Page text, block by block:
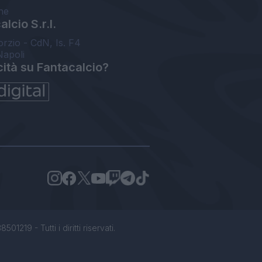
S.r.l.
- CdN, Is. F4
su Fantacalcio?
- Tutti i diritti riservati.